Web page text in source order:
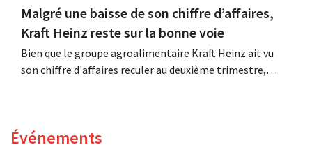
Malgré une baisse de son chiffre d’affaires,
Kraft Heinz reste sur la bonne voie
Bien que le groupe agroalimentaire Kraft Heinz ait vu
son chiffre d'affaires reculer au deuxième trimestre,
Événements